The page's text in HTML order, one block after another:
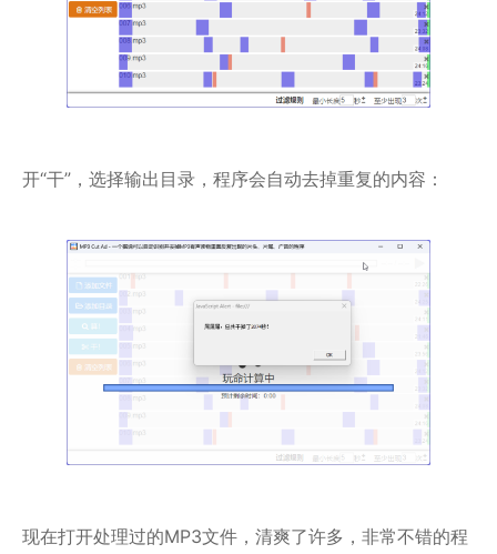
开“干”，选择输出目录，程序会自动去掉重复的内容：
现在打开处理过的MP3文件，清爽了许多，非常不错的程